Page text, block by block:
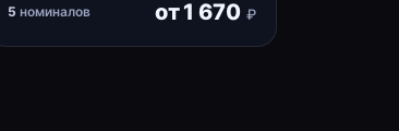
5 номиналов от1 670 ₽